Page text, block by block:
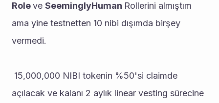
Role ve SeeminglyHuman Rollerini almıştım
ama yine testnetten 10 nibi dışımda birşey
vermedi.
açılacak ve kalanı 2 aylık linear vesting sürecine